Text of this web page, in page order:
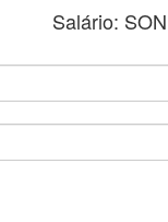
Salário: